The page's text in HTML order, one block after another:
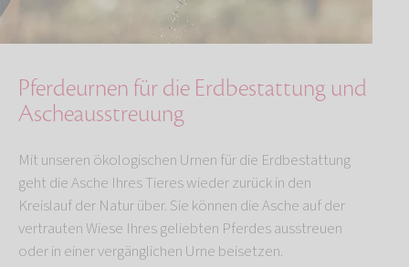
Pferdeurnen für die Erdbestattung und
Ascheausstreuung
Mit unseren ökologischen Urnen für die Erdbestattung
geht die Asche Ihres Tieres wieder zurück in den
Kreislauf der Natur über. Sie können die Asche auf der
vertrauten Wiese Ihres geliebten Pferdes ausstreuen
oder in einer vergänglichen Urne beisetzen.